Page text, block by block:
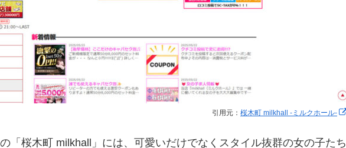
引用元： 桜木町 milkhall -ミルクホール-
「桜木町 milkhall」には、可愛いだけでなくスタイル抜群の女の子たち